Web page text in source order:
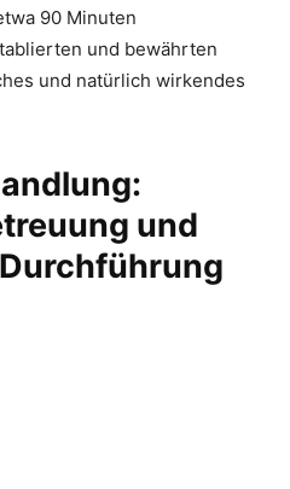
90 Minuten
und bewährten
und natürlich wirkendes
und